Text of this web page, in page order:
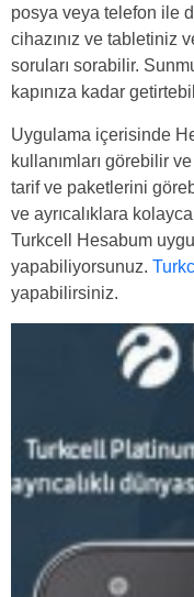
posya veya telefon ile
cihazınız ve tabletiniz
soruları sorabilir.
kapınıza kadar
Uygulama içerisinde
kullanımları görebilir
tarif ve paketlerini
ve ayrıcalıklara
Turkcell Hesabum
yapabiliyorsunuz.
yapabilirsiniz.